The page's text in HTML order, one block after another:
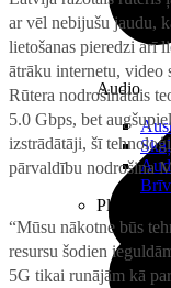
Audio
Planšetes
ar vēl nebijušu jaudu,
lietošanas pieredzi arī
ātrāku internetu, video
Rūtera nodrošinātais
5.0 Gbps, bet
izstrādātāji, šī
pārvaldību nodrošina
“Mūsu nākotne būs
resursu šodien
5G tikai runājām kā